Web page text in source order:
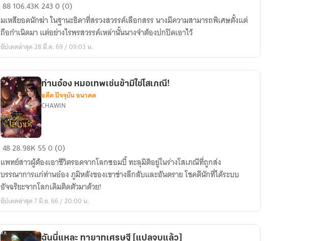
ใหม่!
ยอด
นัก
ฆ่า
88106.43K2430 (0)
มเหสียอดนักฆ่า ในฐานะธิดาที่สรวงสวรรค์เลือกสรร นางมีความสามารถพิเศษตั้งแต่
ถือกำเนิดมา แต่อย่างไรพรสวรรค์เหล่านั้นนางจำต้องปกปิดเอาไว้
อัปเดตล่าสุด 28 มี.ค. 69 / 09:03 น.
ท่าน
หมอ
เทพ
เช่น
ข้า
โสเภณี!
ท่านอ๋อง หมอเทพเช่นข้ามิใช่โสเภณี!
อดีต ปัจจุบัน อนาคต
CHAWIN
4828.98K 550 (0)
แพทย์สาวผู้ต้องเอาชีวิตรอดจากโลกซอมบี้ ทะลุมิติอยู่ในร่างโสเภณีที่ถูกส่ง
บรรณาการแก่ท่านอ๋อง ภูมิหลังของเขาช่างลึกลับและอันตราย โชคดีนักที่ได้ระบบ
อัจฉริยะจากโลกเดิมติดตัวมาด้วย!
อัปเดตล่าสุด 7 มิ.ย. 66 / 20:00 น.
ฉันนี่แหละ ทายาทเศรษฐี [แปลจบแล้ว]